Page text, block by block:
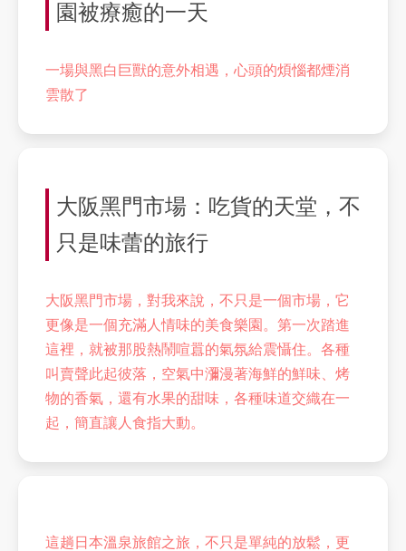
園被療癒的一天
一場與黑白巨獸的意外相遇，心頭的煩惱都煙消
雲散了
大阪黑門市場：吃貨的天堂，不
只是味蕾的旅行
大阪黑門市場，對我來說，不只是一個市場，它
更像是一個充滿人情味的美食樂園。第一次踏進
這裡，就被那股熱鬧喧囂的氣氛給震懾住。各種
叫賣聲此起彼落，空氣中瀰漫著海鮮的鮮味、烤
物的香氣，還有水果的甜味，各種味道交織在一
起，簡直讓人食指大動。
這趟日本溫泉旅館之旅，不只是單純的放鬆，更